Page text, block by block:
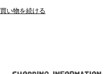
買い物を続ける